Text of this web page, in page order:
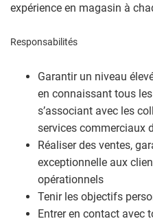
expérience en magasin à
Responsabilités
Garantir un niveau
en connaissant tous
s’associant avec les
services commerciaux
Réaliser des ventes,
exceptionnelle aux
opérationnels
Tenir les objectifs
Entrer en contact avec